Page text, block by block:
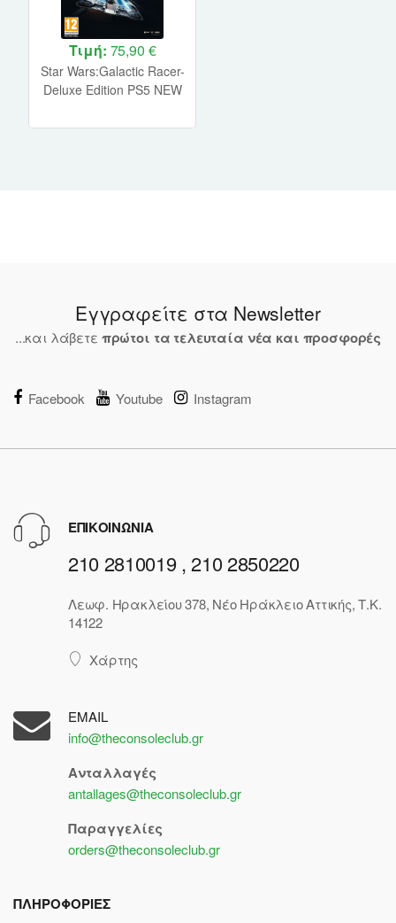
Τιμή: 75,90 €
Star Wars:Galactic Racer-
Deluxe Edition PS5 NEW
Εγγραφείτε στα Newsletter
...και λάβετε πρώτοι τα τελευταία νέα και προσφορές
Facebook Youtube Instagram
ΕΠΙΚΟΙΝΩΝΙΑ
210 2810019 , 210 2850220
Λεωφ. Ηρακλείου 378, Νέο Ηράκλειο Αττικής, Τ.Κ.
14122
Χάρτης
EMAIL
info@theconsoleclub.gr
Ανταλλαγές
antallages@theconsoleclub.gr
Παραγγελίες
orders@theconsoleclub.gr
ΠΛΗΡΟΦΟΡΙΕΣ